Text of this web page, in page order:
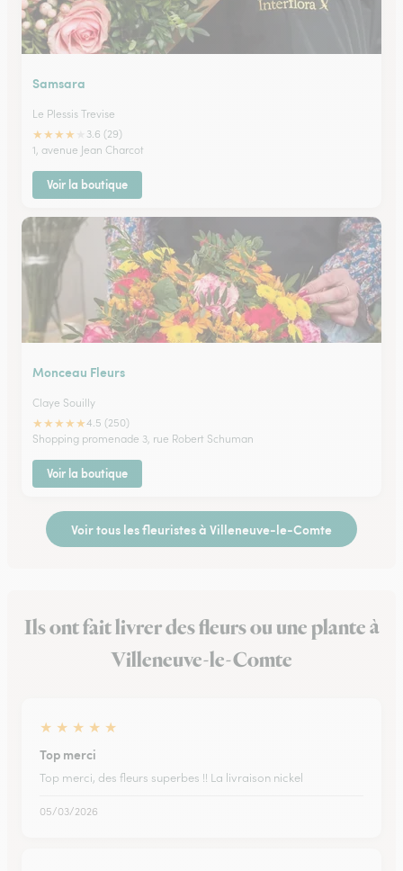
Samsara
Le Plessis Trevise
★★★★
3.6 (29)
1, avenue Jean Charcot
Voir la boutique
Monceau Fleurs
Claye Souilly
★★★★★4.5 (250)
Shopping promenade 3, rue Robert Schuman
Voir la boutique
Voir tous les fleuristes à Villeneuve-le-Comte
Ils ont fait livrer des fleurs ou une plante à
Villeneuve-le-Comte
★ ★ ★ ★ ★
Top merci
Top merci, des fleurs superbes !! La livraison nickel
05/03/2026